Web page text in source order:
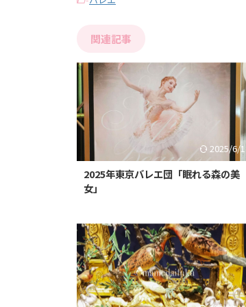
関連記事
2025/6/1
2025年東京バレエ団「眠れる森の美
女」